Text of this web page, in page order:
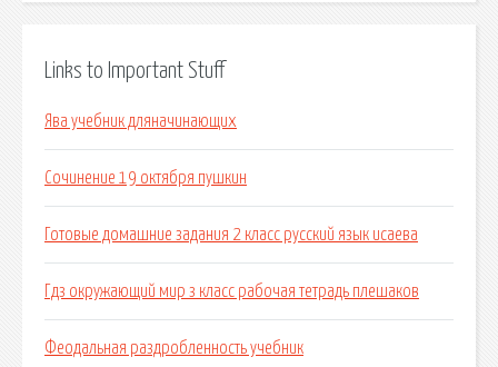
Links to Important Stuff
Ява учебник дляначинающих
Сочинение 19 октября пушкин
Готовые домашние задания 2 класс русский язык исаева
Гдз окружающий мир з класс рабочая тетрадь плешаков
Феодальная раздробленность учебник